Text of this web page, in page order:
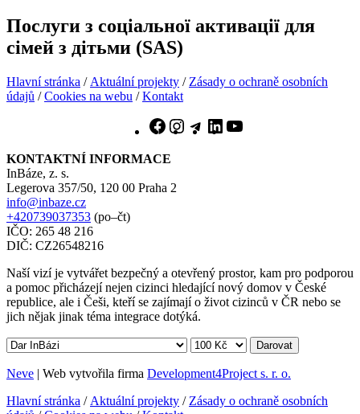
Послуги з соціальної активації для
сімей з дітьми (SAS)
Hlavní stránka / Aktuální projekty / Zásady o ochraně osobních
údajů /Cookies na webu /Kontakt
Facebook
Instagram
TelegramLinkedIn
KONTAKTNÍ INFORMACE
InBáze, z. s.
Legerova 357/50, 120 00 Praha 2
info@inbaze.cz
+420739037353 (po–čt)
IČO: 265 48 216
DIČ: CZ26548216
Naší vizí je vytvářet bezpečný a otevřený prostor, kam pro podporou
a pomoc přicházejí nejen cizinci hledající nový domov v České
republice, ale i Češi, kteří se zajímají o život cizinců v ČR nebo se
jich nějak jinak téma integrace dotýká.
Darovat
Neve | Web vytvořila firma Development4Project s. r. o.
Hlavní stránka / Aktuální projekty / Zásady o ochraně osobních